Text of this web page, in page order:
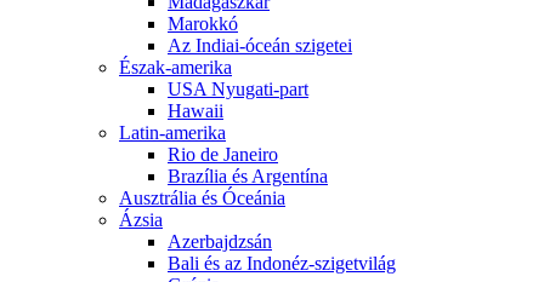
Marokkó
Az Indiai-óceán szigetei
Észak-amerika
USA Nyugati-part
Hawaii
Latin-amerika
Rio de Janeiro
Brazília és Argentína
Ausztrália és Óceánia
Ázsia
Azerbajdzsán
Bali és az Indonéz-szigetvilág